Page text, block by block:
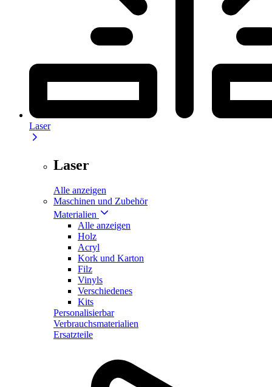
Laser
Laser
Alle anzeigen
Maschinen und Zubehör
Materialien
Alle anzeigen
Holz
Acryl
Kork und Karton
Filz
Vinyls
Verschiedenes
Kits
Personalisierbar
Verbrauchsmaterialien
Ersatzteile